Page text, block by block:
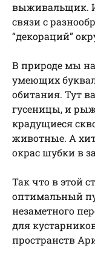
выживальщик.
связи с
“декораций”
В природе мы
умеющих
обитания. Тут
гусеницы, и
крадущиеся
животные. А
окрас шубки в
Так что в этой
оптимальный
незаметного
для
пространств